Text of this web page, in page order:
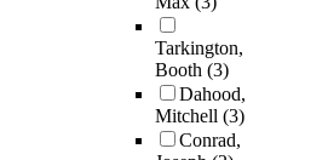
Tarkington,
Booth (3)
Dahood,
Mitchell (3)
Conrad,